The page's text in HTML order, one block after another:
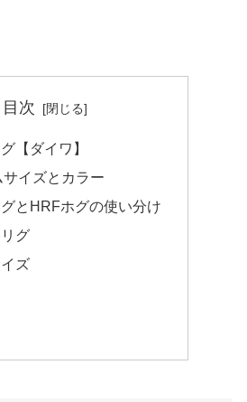
目次
【ダイワ】
サイズとカラー
とHRFホグの使い分け
グ
ズ